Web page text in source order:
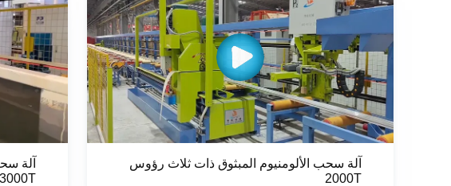
آلة سحب الألومنيوم المبثوق ذات ثلاث رؤوس
2000T
آلة
3000T